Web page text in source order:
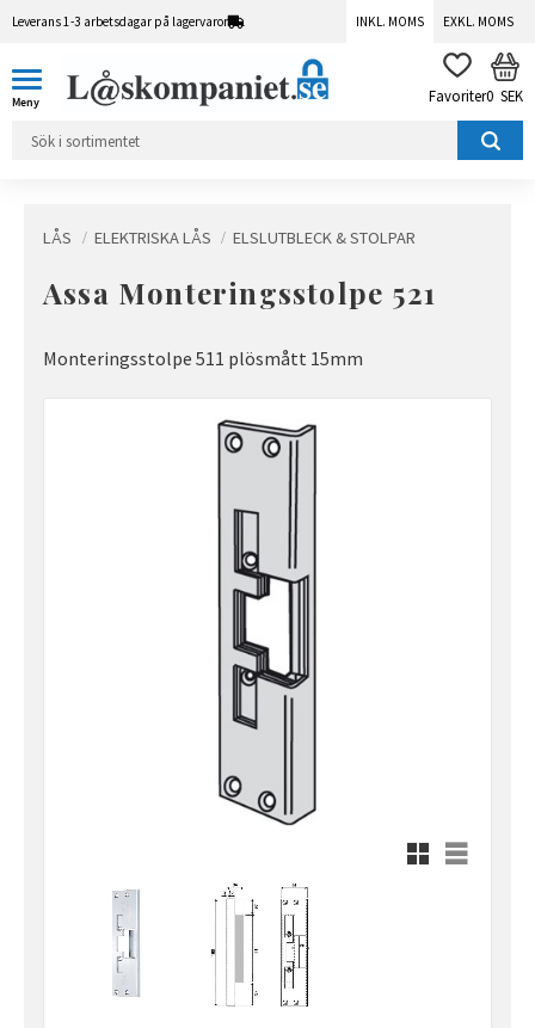
Leverans 1-3 arbetsdagar på lagervaror INKL. MOMS EXKL. MOMS
FAVORITER
0 SEK
LÅS ELEKTRISKA LÅS ELSLUTBLECK & STOLPAR
Assa Monteringsstolpe 521
Monteringsstolpe 511 plösmått 15mm
Rutnätsvy
Listvy